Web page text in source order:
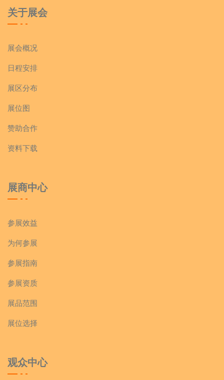
关于展会
展会概况
日程安排
展区分布
展位图
赞助合作
资料下载
展商中心
参展效益
为何参展
参展指南
参展资质
展品范围
展位选择
观众中心